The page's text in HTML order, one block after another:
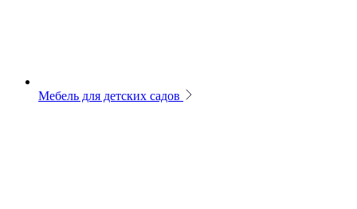
Мебель для детских садов